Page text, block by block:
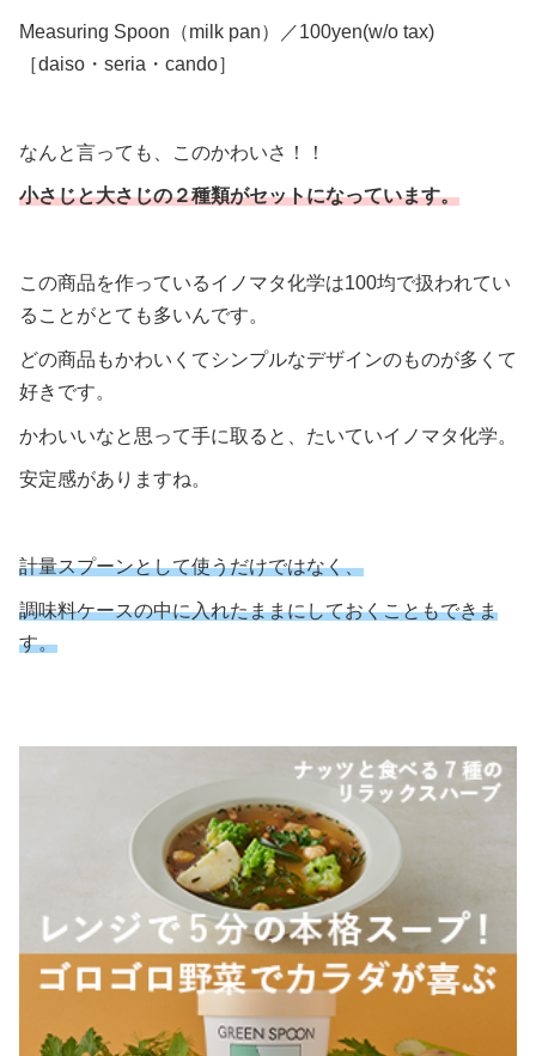
Measuring Spoon（milk pan）／100yen(w/o tax)
［daiso・seria・cando］
なんと言っても、このかわいさ！！
小さじと大さじの２種類がセットになっています。
この商品を作っているイノマタ化学は100均で扱われてい
ることがとても多いんです。
どの商品もかわいくてシンプルなデザインのものが多くて
好きです。
かわいいなと思って手に取ると、たいていイノマタ化学。
安定感がありますね。
計量スプーンとして使うだけではなく、
調味料ケースの中に入れたままにしておくこともできま
す。